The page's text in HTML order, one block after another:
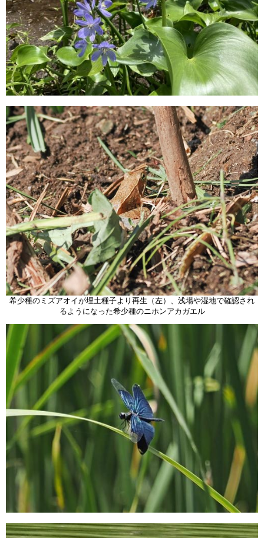
希少種のミズアオイが埋土種子より再生（左）、浅場や湿地で確認され
るようになった希少種のニホンアカガエル